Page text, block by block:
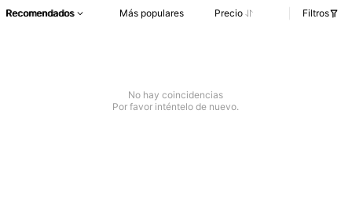
Recomendados Más populares Precio Filtros
No hay coincidencias
Por favor inténtelo de nuevo.